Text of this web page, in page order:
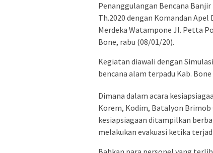
Penanggulangan Bencana
Th.2020 dengan Komandan Apel
Merdeka Watampone Jl. Petta
Bone, rabu (08/01/20).
Kegiatan diawali dengan
bencana alam terpadu Kab. Bone
Dimana dalam acara
Korem, Kodim, Batalyon Brimob
kesiapsiagaan ditampilkan
melakukan evakuasi ketika